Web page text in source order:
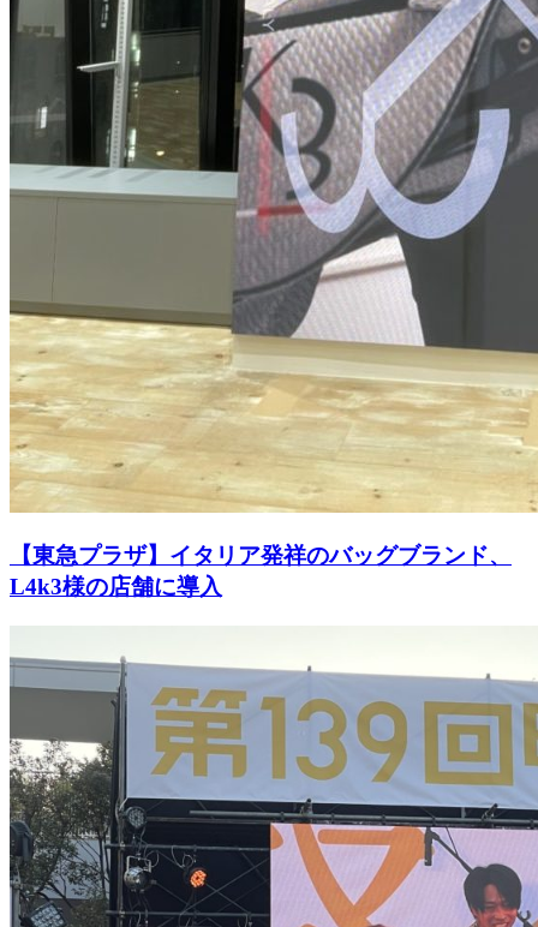
【東急プラザ】イタリア発祥のバッグブランド、
L4k3様の店舗に導入